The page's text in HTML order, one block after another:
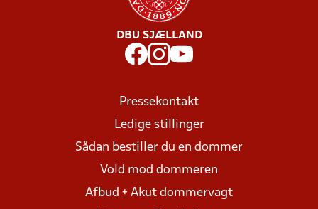
DBU SJÆLLAND
Pressekontakt
Ledige stillinger
Sådan bestiller du en dommer
Vold mod dommeren
Afbud + Akut dommervagt